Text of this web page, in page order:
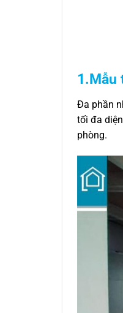
1.Mẫu
Đa phần
tối đa
phòng.